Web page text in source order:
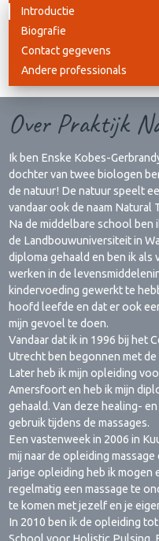
Introductie
Biografie
Contact gegevens
Andere professionals
Over Praktijk
Ik ben Enske Kobes-
dochter van twee biologen
de natuur! De natuur speelt
vandaar ook de naam Natural
Na de middelbare school ben
de Landbouwuniversiteit in
diploma gehaald en ben ik als
werken in de
kindervoeding gewerkt te
hoofd leefde en dat er ook
mijn gevoel te doen.
Vandaar dat ik in 1996 bij het
Utrecht ben begonnen met
Later heb ik mijn opleiding
Amersfoort en heb ik mijn
gehaald. Van deze healing-
gebruik tijdens de massages.
Een vastenweek in 2006 in
mij naar de opleiding
jarige opleiding heb ik mogen
regelmatig een massage te
te komen met jezelf en je
In 2010 ben ik de opleiding
School voor Holistic Pulsing.